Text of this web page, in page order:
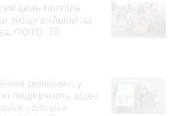
день поспіль
знову вийшли на
ФОТО
хвилини»: у
поширюють відео
чоловіка